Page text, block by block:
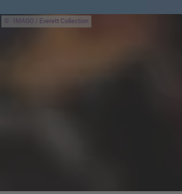
IMAGO / Everett Collection